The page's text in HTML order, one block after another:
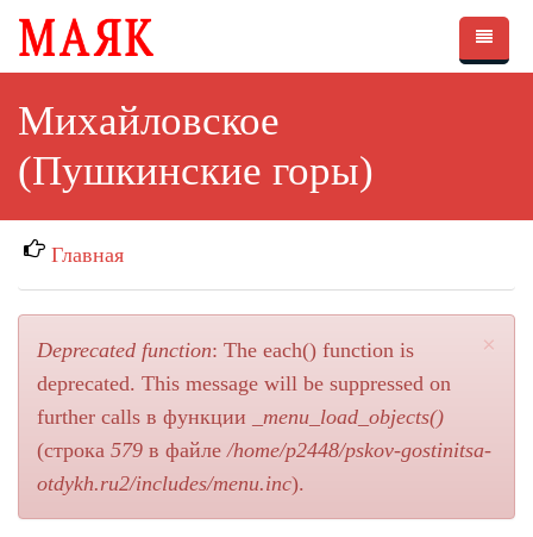
Перейти к основному содержанию
Размещение
Стоимость
Видео
Михайловское
(Пушкинские горы)
Главная
×
Сообщение об ошибке
Deprecated function: The each() function is
deprecated. This message will be suppressed on
further calls в функции
_menu_load_objects()
(строка 579 в файле/home/p2448/pskov-gostinitsa-
otdykh.ru2/includes/menu.inc).